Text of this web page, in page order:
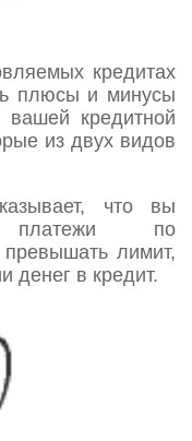
кредитах
плюсы и минусы
кредитной
из двух видов
что вы
платежи по
лимит,
денег в кредит.